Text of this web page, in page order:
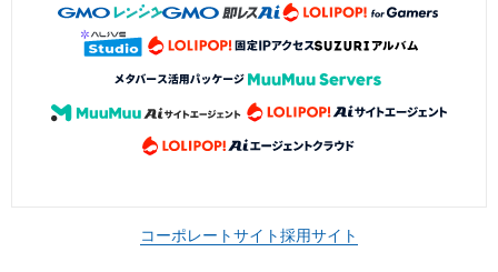
コーポレートサイト採用サイト